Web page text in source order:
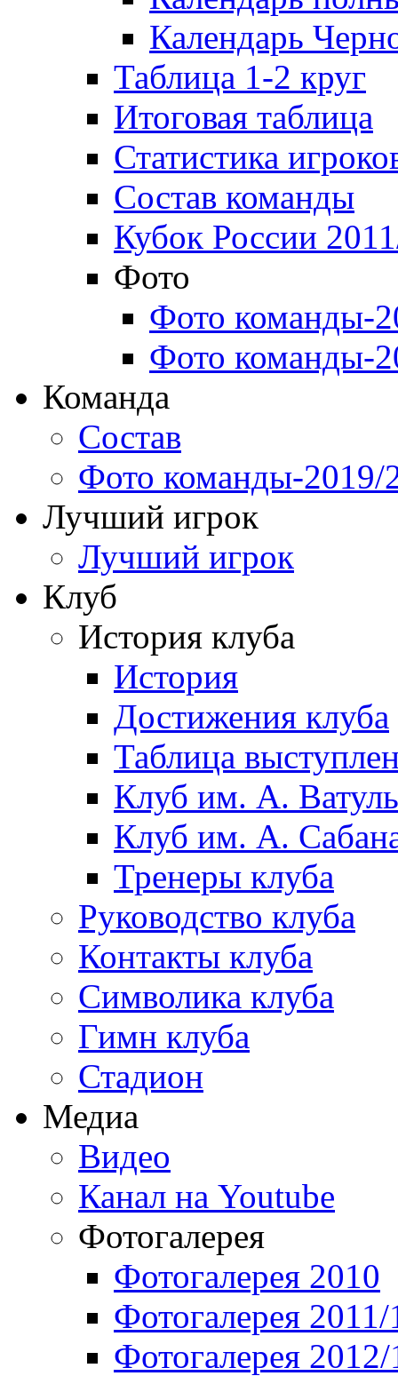
Календарь
Таблица 1-2 круг
Итоговая таблица
Статистика
Состав команды
Кубок России
Фото
Фото команды-
Фото команды-
Команда
Состав
Фото команды-2019/
Лучший игрок
Лучший игрок
Клуб
История клуба
История
Достижения клуба
Таблица
Клуб им. А.
Клуб им. А.
Тренеры клуба
Руководство клуба
Контакты клуба
Символика клуба
Гимн клуба
Стадион
Медиа
Видео
Канал на Youtube
Фотогалерея
Фотогалерея 2010
Фотогалерея 2011/
Фотогалерея